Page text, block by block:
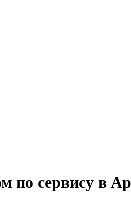
по сервису в